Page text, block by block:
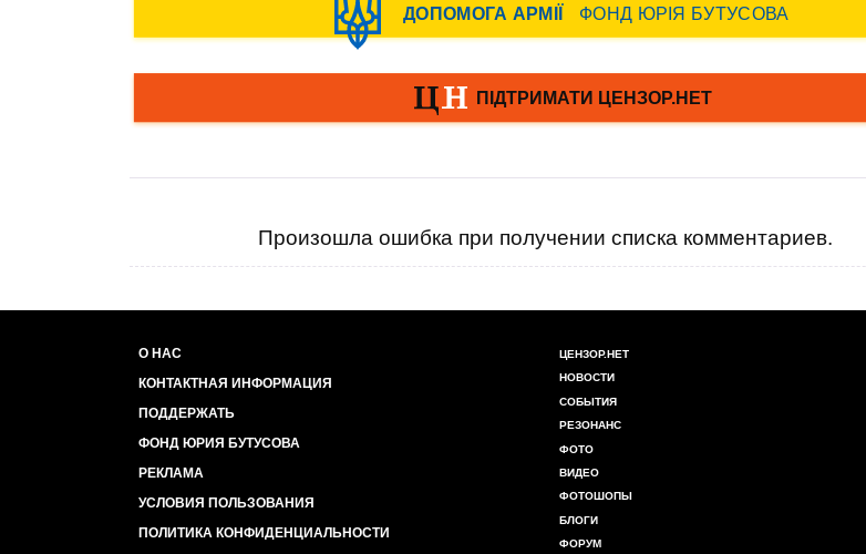
Произошла ошибка при получении списка комментариев.
О НАС
КОНТАКТНАЯ ИНФОРМАЦИЯ
ПОДДЕРЖАТЬ
ФОНД ЮРИЯ БУТУСОВА
РЕКЛАМА
УСЛОВИЯ ПОЛЬЗОВАНИЯ
ПОЛИТИКА КОНФИДЕНЦИАЛЬНОСТИ
ЦЕНЗОР.НЕТ
НОВОСТИ
СОБЫТИЯ
РЕЗОНАНС
ФОТО
ВИДЕО
ФОТОШОПЫ
БЛОГИ
ФОРУМ